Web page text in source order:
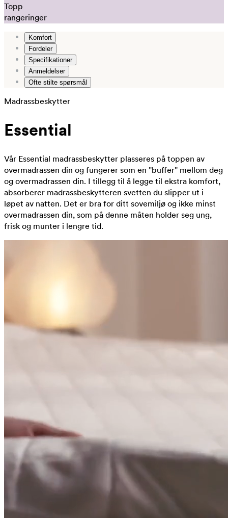
Topp
rangeringer
Komfort
Fordeler
Specifikationer
Anmeldelser
Ofte stilte spørsmål
Madrassbeskytter
Essential
Vår Essential madrassbeskytter plasseres på toppen av
overmadrassen din og fungerer som en "buffer" mellom deg
og overmadrassen din. I tillegg til å legge til ekstra komfort,
absorberer madrassbeskytteren svetten du slipper ut i
løpet av natten. Det er bra for ditt sovemiljø og ikke minst
overmadrassen din, som på denne måten holder seg ung,
frisk og munter i lengre tid.